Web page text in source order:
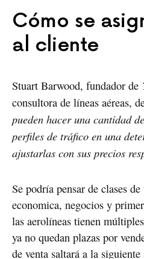
Cómo se
al cliente
Stuart Barwood, fundador de
consultora de líneas aéreas,
pueden hacer una cantidad
perfiles de tráfico en una
ajustarlas con sus precios
Se podría pensar de clases
economica, negocios y
las aerolíneas tienen
ya no quedan plazas por
de venta saltará a la